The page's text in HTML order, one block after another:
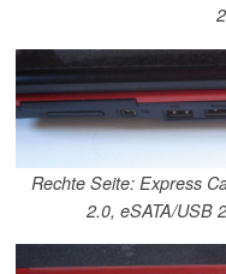
Rechte Seite: Express
2.0, eSATA/USB